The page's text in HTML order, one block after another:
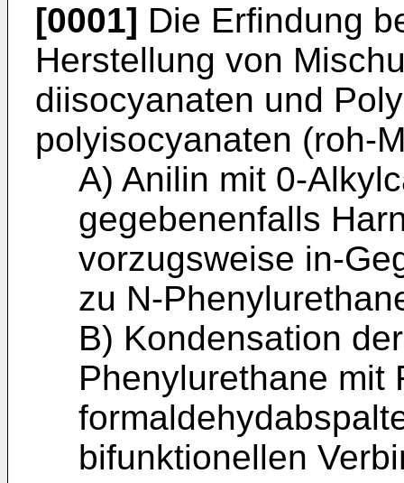
[0001] Die Erfindung
Herstellung von
diisocyanaten und
polyisocyanaten (roh-
A) Anilin mit 0-
gegebenenfalls
vorzugsweise in-
zu N-
B) Kondensation
Phenylurethane mit
bifunktionellen